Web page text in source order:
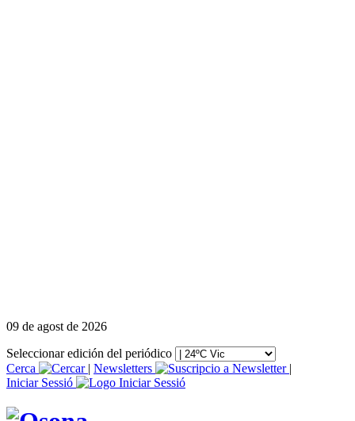
09 de agost de 2026
Seleccionar edición del periódico
Cerca
| Newsletters
|
Iniciar Sessió